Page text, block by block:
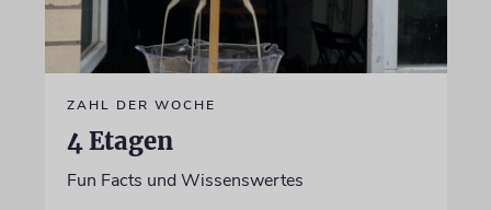
ZAHL DER WOCHE
4 Etagen
Fun Facts und Wissenswertes